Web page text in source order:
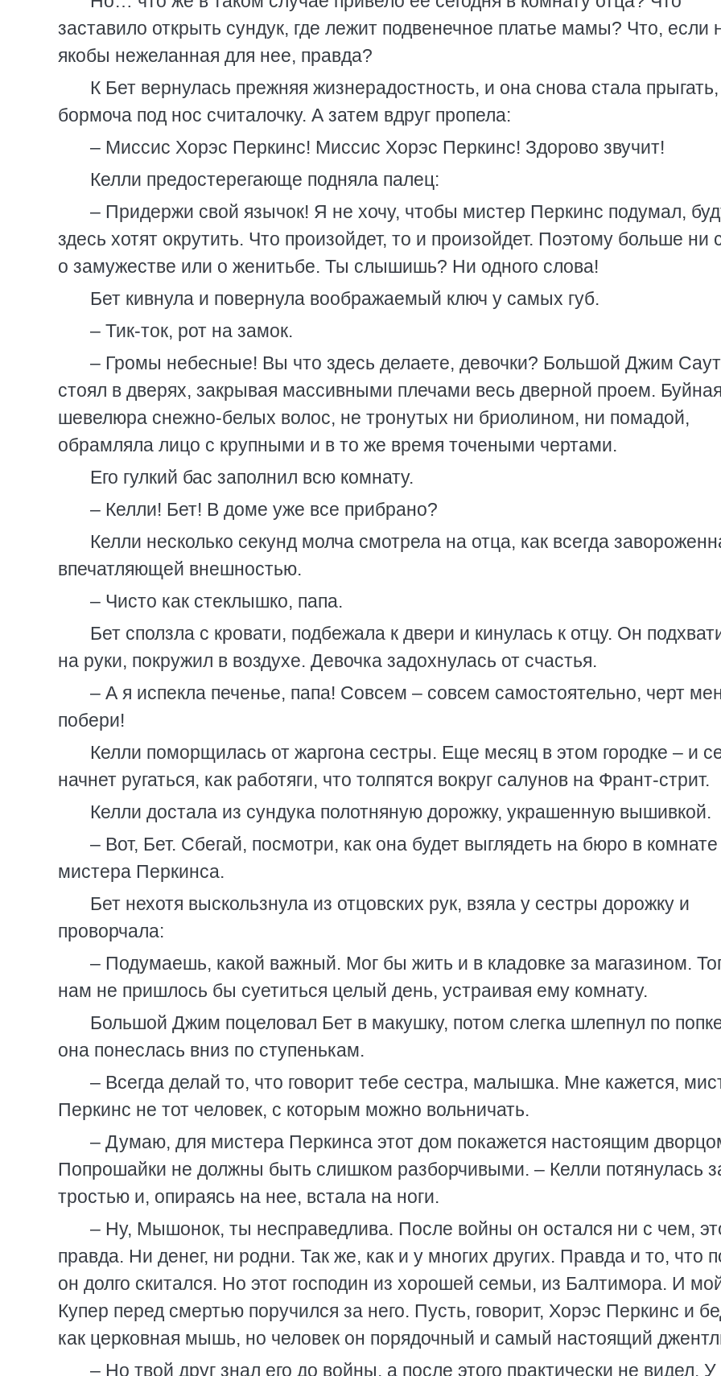
заставило открыть сундук, где лежит подвенечное платье мамы? Что, если
якобы нежеланная для нее, правда?
К Бет вернулась прежняя жизнерадостность, и она снова стала прыгать,
бормоча под нос считалочку. А затем вдруг пропела:
– Миссис Хорэс Перкинс! Миссис Хорэс Перкинс! Здорово звучит!
Келли предостерегающе подняла палец:
– Придержи свой язычок! Я не хочу, чтобы мистер Перкинс подумал,
здесь хотят окрутить. Что произойдет, то и произойдет. Поэтому больше ни
о замужестве или о женитьбе. Ты слышишь? Ни одного слова!
Бет кивнула и повернула воображаемый ключ у самых губ.
– Тик-ток, рот на замок.
– Громы небесные! Вы что здесь делаете, девочки? Большой Джим
стоял в дверях, закрывая массивными плечами весь дверной проем.
шевелюра снежно-белых волос, не тронутых ни бриолином, ни помадой,
обрамляла лицо с крупными и в то же время точеными чертами.
Его гулкий бас заполнил всю комнату.
– Келли! Бет! В доме уже все прибрано?
Келли несколько секунд молча смотрела на отца, как всегда
впечатляющей внешностью.
– Чисто как стеклышко, папа.
Бет сползла с кровати, подбежала к двери и кинулась к отцу. Он
на руки, покружил в воздухе. Девочка задохнулась от счастья.
– А я испекла печенье, папа! Совсем – совсем самостоятельно, черт
побери!
Келли поморщилась от жаргона сестры. Еще месяц в этом городке – и
начнет ругаться, как работяги, что толпятся вокруг салунов на Франт-стрит.
Келли достала из сундука полотняную дорожку, украшенную вышивкой.
– Вот, Бет. Сбегай, посмотри, как она будет выглядеть на бюро в комнате
мистера Перкинса.
Бет нехотя выскользнула из отцовских рук, взяла у сестры дорожку и
проворчала:
– Подумаешь, какой важный. Мог бы жить и в кладовке за магазином.
нам не пришлось бы суетиться целый день, устраивая ему комнату.
Большой Джим поцеловал Бет в макушку, потом слегка шлепнул по
она понеслась вниз по ступенькам.
– Всегда делай то, что говорит тебе сестра, малышка. Мне кажется,
Перкинс не тот человек, с которым можно вольничать.
– Думаю, для мистера Перкинса этот дом покажется настоящим
Попрошайки не должны быть слишком разборчивыми. – Келли потянулась
тростью и, опираясь на нее, встала на ноги.
– Ну, Мышонок, ты несправедлива. После войны он остался ни с чем,
правда. Ни денег, ни родни. Так же, как и у многих других. Правда и то, что
он долго скитался. Но этот господин из хорошей семьи, из Балтимора. И
Купер перед смертью поручился за него. Пусть, говорит, Хорэс Перкинс и
как церковная мышь, но человек он порядочный и самый настоящий
– Но твой друг знал его до войны, а после этого практически не видел.